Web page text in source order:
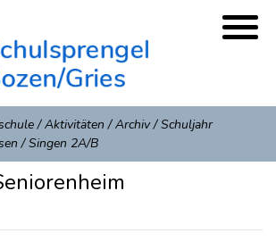
/Aktivitäten /Archiv/Schuljahr
/Singen 2A/B